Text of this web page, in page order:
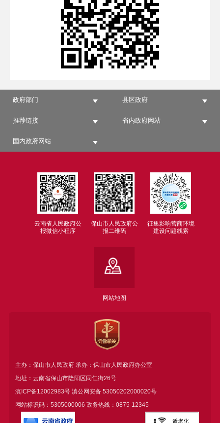
政府部门 县区政府
推荐链接 省内政府网站
国内政府网站
云南省人民政府公
报微信小程序
保山市人民政府公
报二维码
征集影响营商环境
建设问题线索
网站地图
主办：保山市人民政府 承办：保山市人民政府办公室
地址：云南省保山市隆阳区同仁街26号
滇ICP备12002983号滇公网安备 53050202000020号
网站标识码：5305000006 政务热线：0875-12345